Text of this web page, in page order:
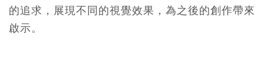
的追求，展現不同的視覺效果，為之後的創作帶來
啟示。